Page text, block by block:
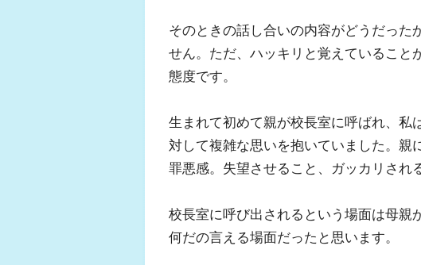
そのときの話し合いの内容がどうだった
せん。ただ、ハッキリと覚えていること
態度です。
生まれて初めて親が校長室に呼ばれ、私
対して複雑な思いを抱いていました。親
罪悪感。失望させること、ガッカリされ
校長室に呼び出されるという場面は母親
何だの言える場面だったと思います。